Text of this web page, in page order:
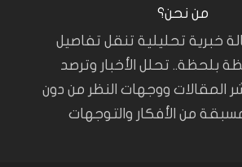
من نحن؟
خبرية تحليلية تنقل تفاصيل
بلحظة.. تحلل الأخبار وترصد
المقالات ووجهات النظر من دون
من الأفكار والتوجهات